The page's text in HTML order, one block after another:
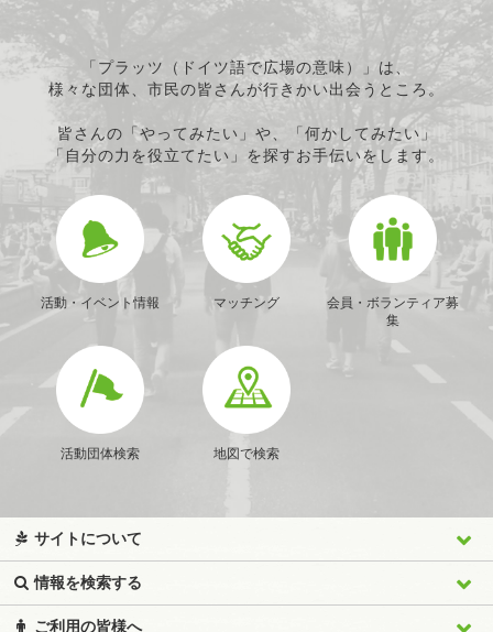
「プラッツ（ドイツ語で広場の意味）」は、
様々な団体、市民の皆さんが行きかい出会うところ。
皆さんの「やってみたい」や、「何かしてみたい」
「自分の力を役立てたい」を探すお手伝いをします。
活動・イベント情報 マッチング
会員・ボランティア募
集
活動団体検索 地図で検索
サイトについて
情報を検索する
ご利用の皆様へ